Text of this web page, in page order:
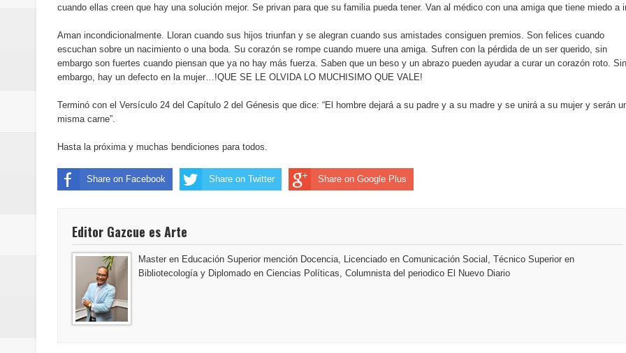
Euromoney reconoce a Banreservas como Mejor Banco del Caribe y le otorga cinco premios
Banreservas recibe nuevamente la máxima calificación crediticia AAA.do de Moody's Local RD
cuando ellas creen que hay una solución mejor. Se privan para que su familia pueda tener. Van al médico con una amiga que tiene miedo a
Aman incondicionalmente. Lloran cuando sus hijos triunfan y se alegran cuando sus amistades consiguen premios. Son felices cuando
escuchan sobre un nacimiento o una boda. Su corazón se rompe cuando muere una amiga. Sufren con la pérdida de un ser querido, sin
embargo son fuertes cuando piensan que ya no hay más fuerza. Saben que un beso y un abrazo pueden ayudar a curar un corazón roto. Sin
embargo, hay un defecto en la mujer…!QUE SE LE OLVIDA LO MUCHISIMO QUE VALE!
Terminó con el Versículo 24 del Capítulo 2 del Génesis que dice: “El hombre dejará a su padre y a su madre y se unirá a su mujer y serán
misma carne”.
Hasta la próxima y muchas bendiciones para todos.
Share on Facebook Share on Twitter Share on Google Plus
Editor Gazcue es Arte
Master en Educación Superior mención Docencia, Licenciado en Comunicación Social, Técnico Superior en
Bibliotecología y Diplomado en Ciencias Políticas, Columnista del periodico El Nuevo Diario